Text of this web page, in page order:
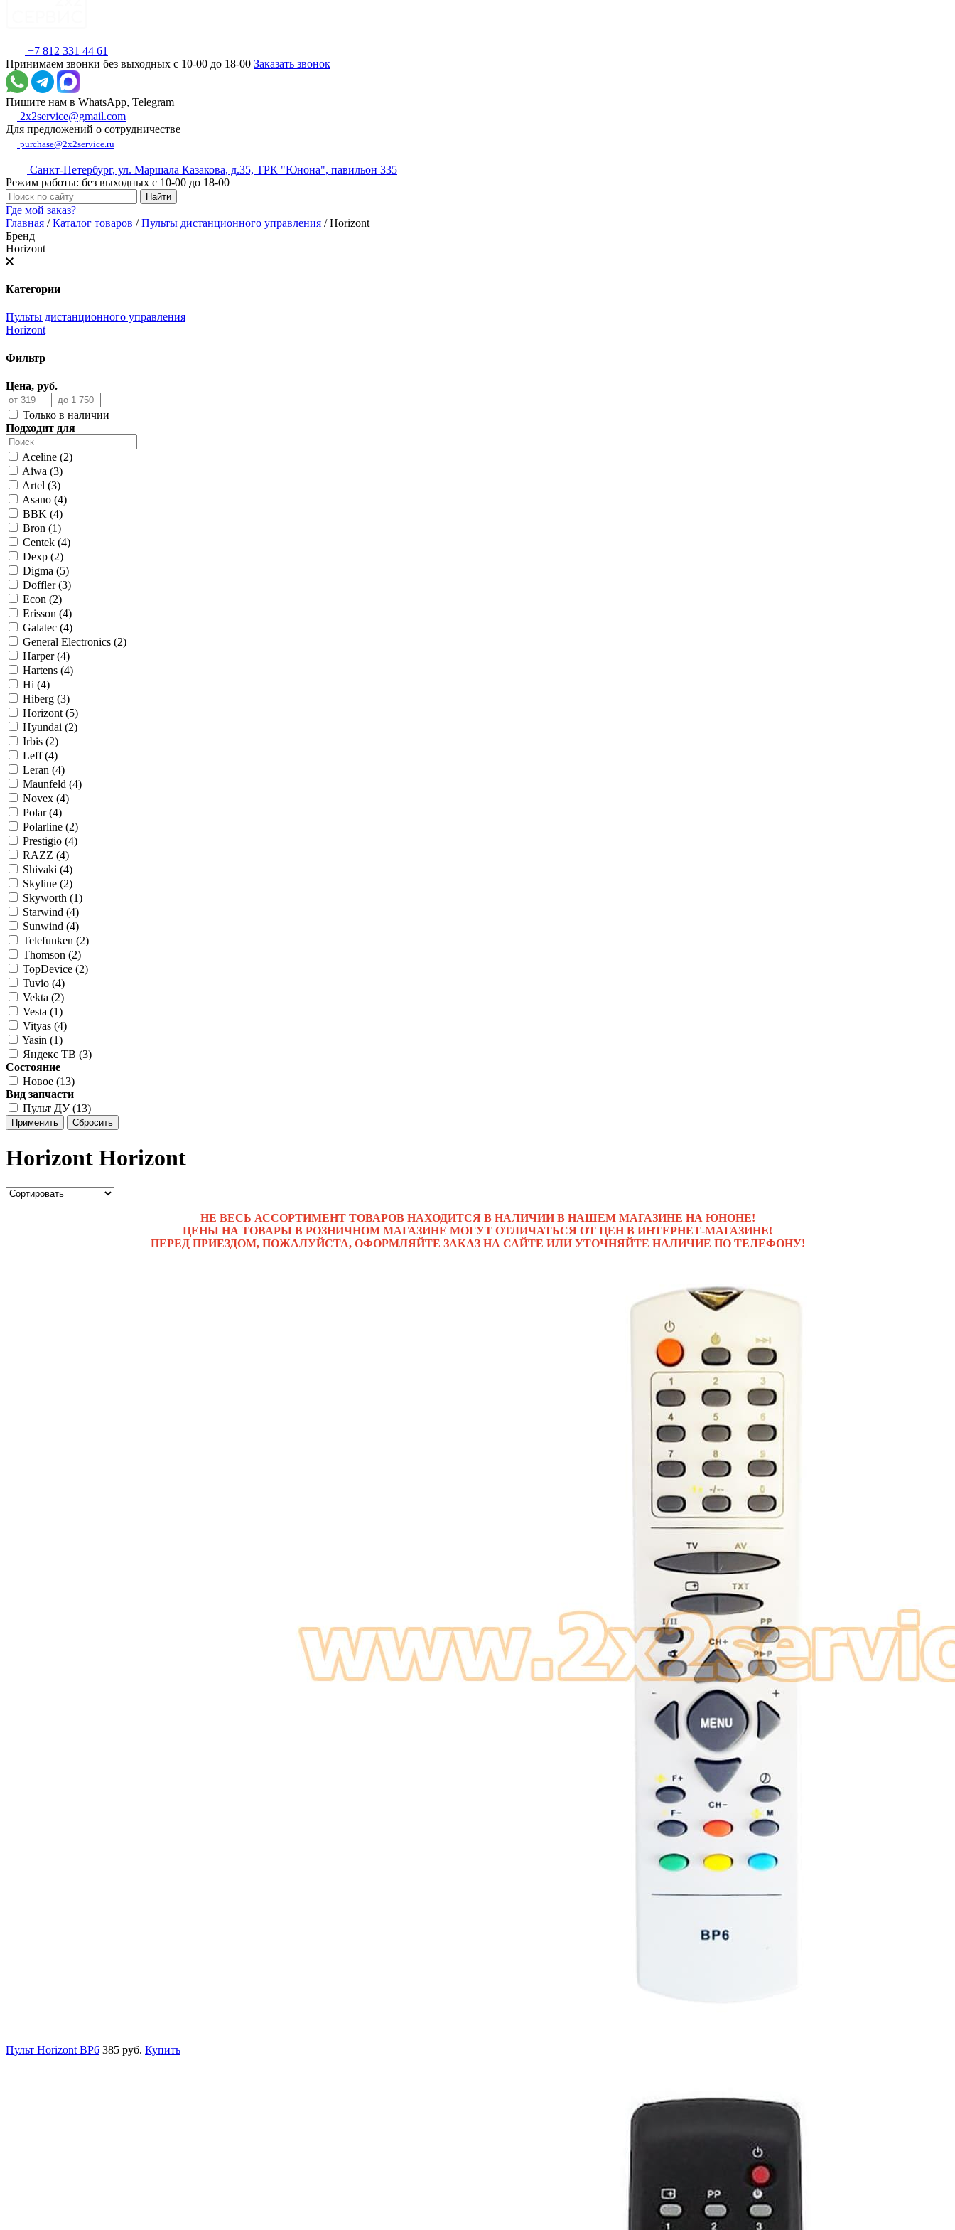
+7 812 331 44 61
Принимаем звонки без выходных с 10-00 до 18-00 Заказать звонок
Пишите нам в WhatsApp, Telegram
2x2service@gmail.com
Для предложений о сотрудничестве
purchase@2x2service.ru
Санкт-Петербург, ул. Маршала Казакова, д.35, ТРК "Юнона", павильон 335
Режим работы: без выходных с 10-00 до 18-00
Где мой заказ?
Главная /Каталог товаров /Пульты дистанционного управления /Horizont
Бренд
Horizont
Категории
Пульты дистанционного управления
Horizont
Фильтр
Цена, руб.
Только в наличии
Подходит для
Aceline (2)
Aiwa (3)
Artel (3)
Asano (4)
BBK (4)
Bron (1)
Centek (4)
Dexp (2)
Digma (5)
Doffler (3)
Econ (2)
Erisson (4)
Galatec (4)
General Electronics (2)
Harper (4)
Hartens (4)
Hi (4)
Hiberg (3)
Horizont (5)
Hyundai (2)
Irbis (2)
Leff (4)
Leran (4)
Maunfeld (4)
Novex (4)
Polar (4)
Polarline (2)
Prestigio (4)
RAZZ (4)
Shivaki (4)
Skyline (2)
Skyworth (1)
Starwind (4)
Sunwind (4)
Telefunken (2)
Thomson (2)
TopDevice (2)
Tuvio (4)
Vekta (2)
Vesta (1)
Vityas (4)
Yasin (1)
Яндекс ТВ (3)
Состояние
Новое (13)
Вид запчасти
Пульт ДУ (13)
Применить Сбросить
Horizont Horizont
НЕ ВЕСЬ АССОРТИМЕНТ ТОВАРОВ НАХОДИТСЯ В НАЛИЧИИ В НАШЕМ МАГАЗИНЕ НА ЮНОНЕ!
ЦЕНЫ НА ТОВАРЫ В РОЗНИЧНОМ МАГАЗИНЕ МОГУТ ОТЛИЧАТЬСЯ ОТ ЦЕН В ИНТЕРНЕТ-МАГАЗИНЕ!
ПЕРЕД ПРИЕЗДОМ, ПОЖАЛУЙСТА, ОФОРМЛЯЙТЕ ЗАКАЗ НА САЙТЕ ИЛИ УТОЧНЯЙТЕ НАЛИЧИЕ ПО ТЕЛЕФОНУ!
Пульт Horizont BP6 385 руб. Купить